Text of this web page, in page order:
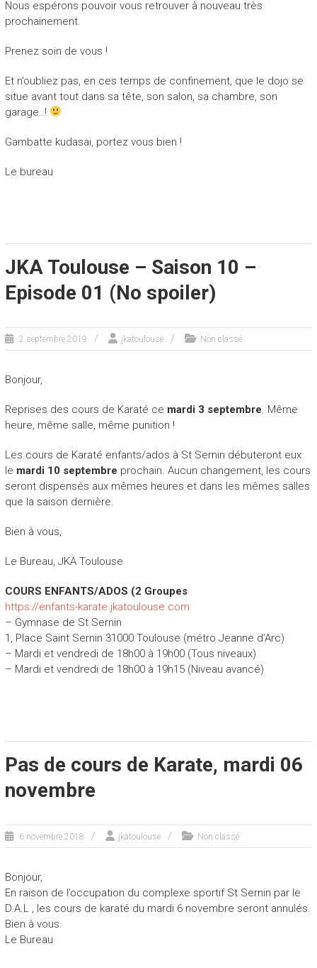
Nous espérons pouvoir vous retrouver à nouveau très
prochainement.
Prenez soin de vous !
Et n’oubliez pas, en ces temps de confinement, que le dojo se
situe avant tout dans sa tête, son salon, sa chambre, son
garage..!
Gambatte kudasai, portez vous bien !
Le bureau
JKA Toulouse – Saison 10 –
Episode 01 (No spoiler)
2 septembre 2019 jkatoulouse Non classé
Bonjour,
Reprises des cours de Karaté ce mardi 3 septembre. Même
heure, même salle, même punition !
Les cours de Karaté enfants/ados à St Sernin débuteront eux
le mardi 10 septembre prochain. Aucun changement, les cours
seront dispensés aux mêmes heures et dans les mêmes salles
que la saison dernière.
Bien à vous,
Le Bureau, JKA Toulouse
COURS ENFANTS/ADOS (2 Groupes
https://enfants-karate.jkatoulouse.com
– Gymnase de St Sernin
1, Place Saint Sernin 31000 Toulouse (métro Jeanne d’Arc)
– Mardi et vendredi de 18h00 à 19h00 (Tous niveaux)
– Mardi et vendredi de 18h00 à 19h15 (Niveau avancé)
Pas de cours de Karate, mardi 06
novembre
6 novembre 2018 jkatoulouse Non classé
Bonjour,
En raison de l’occupation du complexe sportif St Sernin par le
D.A.L , les cours de karaté du mardi 6 novembre seront annulés.
Bien à vous.
Le Bureau